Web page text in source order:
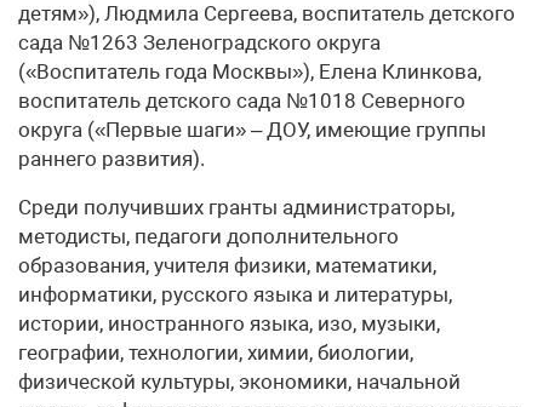
детям»), Людмила Сергеева, воспитатель детского
сада №1263 Зеленоградского округа
(«Воспитатель года Москвы»), Елена Клинкова,
воспитатель детского сада №1018 Северного
округа («Первые шаги» – ДОУ, имеющие группы
раннего развития).
Среди получивших гранты администраторы,
методисты, педагоги дополнительного
образования, учителя физики, математики,
информатики, русского языка и литературы,
истории, иностранного языка, изо, музыки,
географии, технологии, химии, биологии,
физической культуры, экономики, начальной